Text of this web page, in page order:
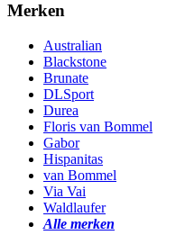
Merken
Australian
Blackstone
Brunate
DLSport
Durea
Floris van Bommel
Gabor
Hispanitas
van Bommel
Via Vai
Waldlaufer
Alle merken